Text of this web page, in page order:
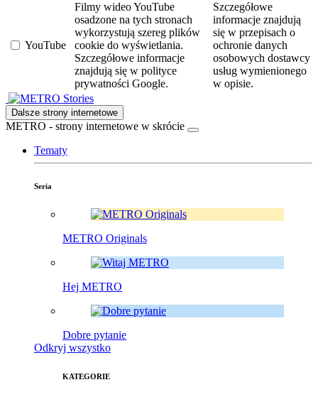
YouTube
Filmy wideo YouTube
osadzone na tych stronach
wykorzystują szereg plików
cookie do wyświetlania.
Szczegółowe informacje
znajdują się w polityce
prywatności Google.
Szczegółowe
informacje znajdują
się w przepisach o
ochronie danych
osobowych dostawcy
usług wymienionego
w opisie.
Stories
Dalsze strony internetowe
METRO - strony internetowe w skrócie
Tematy
Seria
METRO Originals
Hej METRO
Dobre pytanie
Odkryj wszystko
KATEGORIE